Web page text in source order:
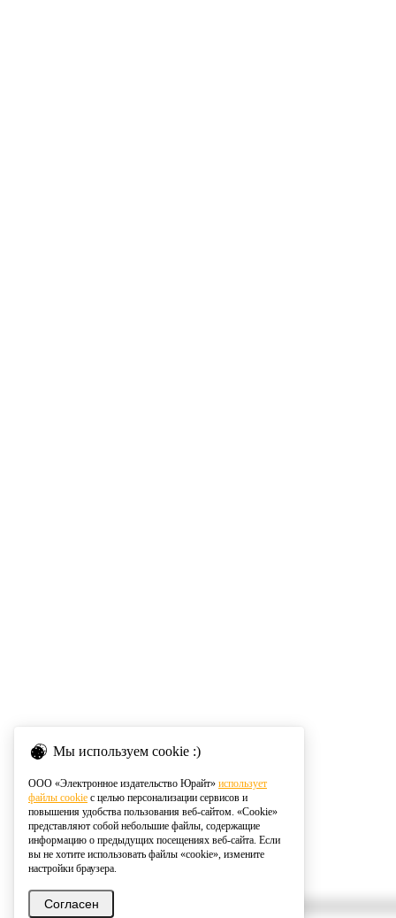
Мы используем cookie :)
ООО «Электронное издательство Юрайт» использует
файлы cookie с целью персонализации сервисов и
повышения удобства пользования веб-сайтом. «Cookie»
представляют собой небольшие файлы, содержащие
информацию о предыдущих посещениях веб-сайта. Если
вы не хотите использовать файлы «cookie», измените
настройки браузера.
Согласен